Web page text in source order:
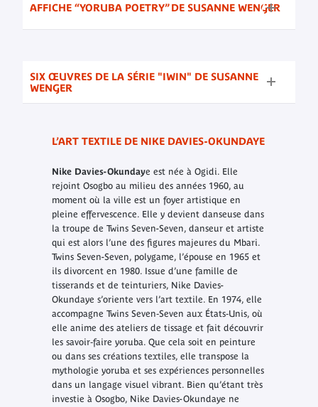
AFFICHE “YORUBA POETRY” DE SUSANNE WENGER
SIX ŒUVRES DE LA SÉRIE "IWIN" DE SUSANNE
WENGER
L’ART TEXTILE DE NIKE DAVIES-OKUNDAYE
Nike Davies-Okundaye est née à Ogidi. Elle
rejoint Osogbo au milieu des années 1960, au
moment où la ville est un foyer artistique en
pleine effervescence. Elle y devient danseuse dans
la troupe de Twins Seven-Seven, danseur et artiste
qui est alors l’une des figures majeures du Mbari.
Twins Seven-Seven, polygame, l’épouse en 1965 et
ils divorcent en 1980. Issue d’une famille de
tisserands et de teinturiers, Nike Davies-
Okundaye s’oriente vers l’art textile. En 1974, elle
accompagne Twins Seven‑Seven aux États‑Unis, où
elle anime des ateliers de tissage et fait découvrir
les savoir‑faire yoruba. Que cela soit en peinture
ou dans ses créations textiles, elle transpose la
mythologie yoruba et ses expériences personnelles
dans un langage visuel vibrant. Bien qu’étant très
investie à Osogbo, Nike Davies-Okundaye ne